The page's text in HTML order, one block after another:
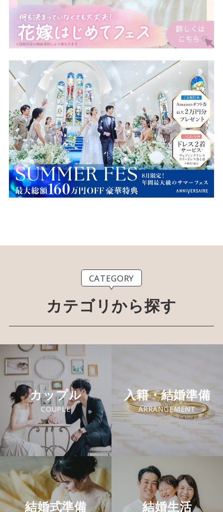
CATEGORY
カテゴリから探す
カップル
COUPLE
入籍・結婚準備
ARRANGEMENT
結婚式準備 結婚生活